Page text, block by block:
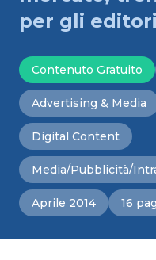
per gli
Contenuto Gratuito
Advertising & Media
Digital Content
Media/Pubblicità/
Aprile 2014 16